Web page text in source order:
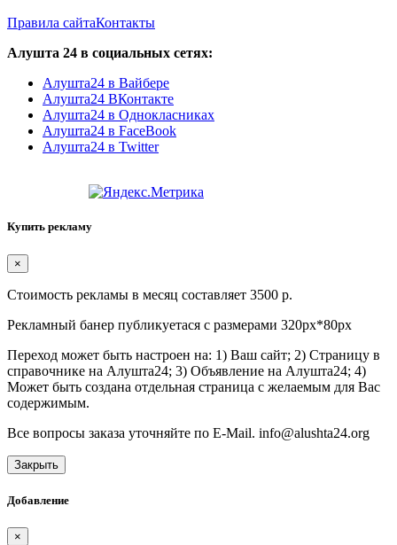
Правила сайтаКонтакты
Алушта 24 в социальных сетях:
Алушта24 в Вайбере
Алушта24 ВКонтакте
Алушта24 в Однокласниках
Алушта24 в FaceBook
Алушта24 в Twitter
Купить рекламу
×
Стоимость рекламы в месяц составляет 3500 р.
Рекламный банер публикуетася с размерами 320px*80px
Переход может быть настроен на: 1) Ваш сайт; 2) Страницу в
справочнике на Алушта24; 3) Объявление на Алушта24; 4)
Может быть создана отдельная страница с желаемым для Вас
содержимым.
Все вопросы заказа уточняйте по E-Mail. info@alushta24.org
Закрыть
Добавление
×